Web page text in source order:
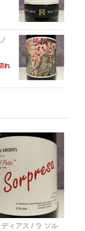
れ
ディアス / ラ ソル